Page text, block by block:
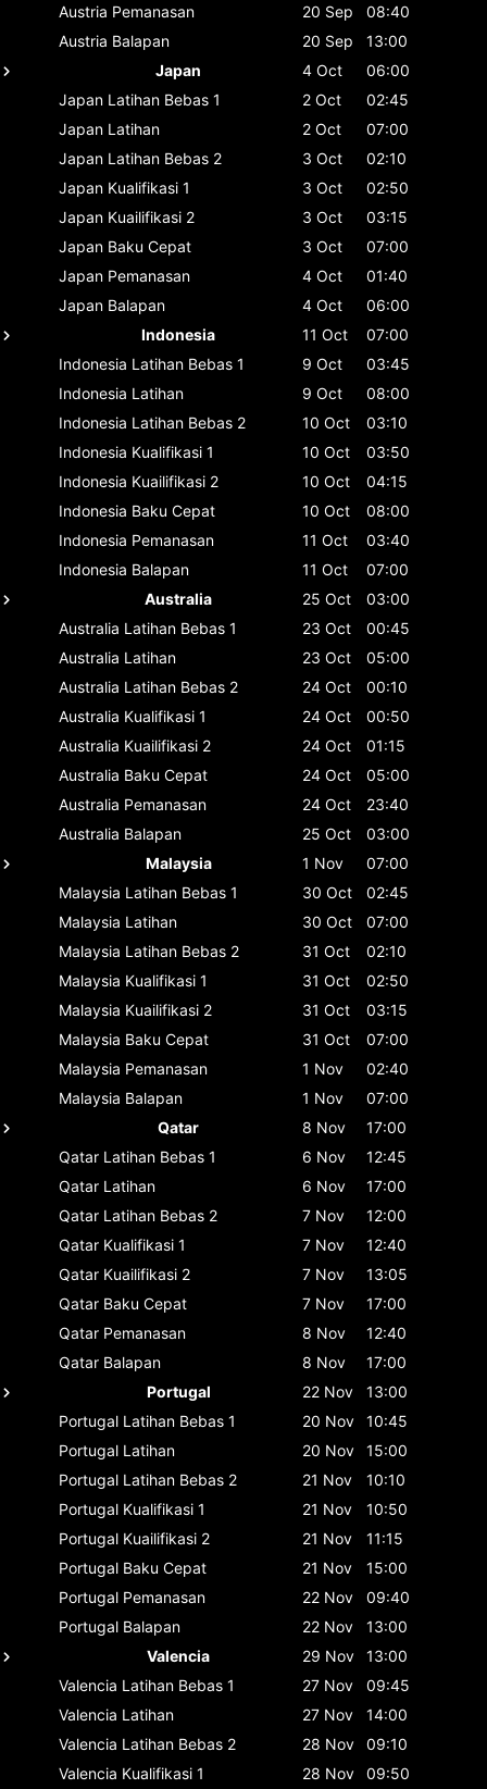
Austria Pemanasan 20 Sep
08:40
Austria Balapan 20 Sep
13:00
Japan
4 Oct
06:00
Japan Latihan Bebas 1 2 Oct
02:45
Japan Latihan 2 Oct
07:00
Japan Latihan Bebas 2 3 Oct
02:10
Japan Kualifikasi 1 3 Oct
02:50
Japan Kuailifikasi 2 3 Oct
03:15
Japan Baku Cepat 3 Oct
07:00
Japan Pemanasan 4 Oct
01:40
Japan Balapan 4 Oct
06:00
Indonesia
11 Oct
07:00
Indonesia Latihan Bebas 1 9 Oct
03:45
Indonesia Latihan 9 Oct
08:00
Indonesia Latihan Bebas 2 10 Oct
03:10
Indonesia Kualifikasi 1 10 Oct
03:50
Indonesia Kuailifikasi 2 10 Oct
04:15
Indonesia Baku Cepat 10 Oct
08:00
Indonesia Pemanasan 11 Oct
03:40
Indonesia Balapan 11 Oct
07:00
Australia
25 Oct
03:00
Australia Latihan Bebas 1 23 Oct
00:45
Australia Latihan 23 Oct
05:00
Australia Latihan Bebas 2 24 Oct
00:10
Australia Kualifikasi 1 24 Oct
00:50
Australia Kuailifikasi 2 24 Oct
01:15
Australia Baku Cepat 24 Oct
05:00
Australia Pemanasan 24 Oct
23:40
Australia Balapan 25 Oct
03:00
Malaysia
1 Nov
07:00
Malaysia Latihan Bebas 1 30 Oct
02:45
Malaysia Latihan 30 Oct
07:00
Malaysia Latihan Bebas 2 31 Oct
02:10
Malaysia Kualifikasi 1 31 Oct
02:50
Malaysia Kuailifikasi 2 31 Oct
03:15
Malaysia Baku Cepat 31 Oct
07:00
Malaysia Pemanasan 1 Nov
02:40
Malaysia Balapan 1 Nov
07:00
Qatar
8 Nov
17:00
Qatar Latihan Bebas 1 6 Nov
12:45
Qatar Latihan 6 Nov
17:00
Qatar Latihan Bebas 2 7 Nov
12:00
Qatar Kualifikasi 1 7 Nov
12:40
Qatar Kuailifikasi 2 7 Nov
13:05
Qatar Baku Cepat 7 Nov
17:00
Qatar Pemanasan 8 Nov
12:40
Qatar Balapan 8 Nov
17:00
Portugal
22 Nov
13:00
Portugal Latihan Bebas 1 20 Nov
10:45
Portugal Latihan 20 Nov
15:00
Portugal Latihan Bebas 2 21 Nov
10:10
Portugal Kualifikasi 1 21 Nov
10:50
Portugal Kuailifikasi 2 21 Nov
11:15
Portugal Baku Cepat 21 Nov
15:00
Portugal Pemanasan 22 Nov
09:40
Portugal Balapan 22 Nov
13:00
Valencia
29 Nov
13:00
Valencia Latihan Bebas 1 27 Nov
09:45
Valencia Latihan 27 Nov
14:00
Valencia Latihan Bebas 2 28 Nov
09:10
Valencia Kualifikasi 1 28 Nov 09:50